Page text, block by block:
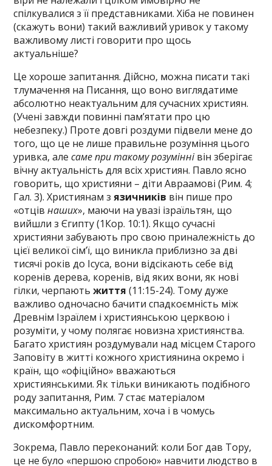
спілкувалися з її представниками. Хіба не повинен
(скажуть вони) такий важливий уривок у такому
важливому листі говорити про щось
актуальніше?
Це хороше запитання. Дійсно, можна писати такі
тлумачення на Писання, що воно виглядатиме
абсолютно неактуальним для сучасних християн.
(Учені завжди повинні пам’ятати про цю
небезпеку.) Проте довгі роздуми підвели мене до
того, що це не лише правильне розуміння цього
уривка, алесаме при такому розуміннівін зберігає
вічну актуальність для всіх християн. Павло ясно
говорить, що християни – діти Авраамові (Рим. 4;
Гал. 3). Християнам зязичників він пише про
«отцівнаших», маючи на увазі ізраїльтян, що
вийшли з Єгипту (1Кор. 10:1). Якщо сучасні
християни забувають про свою приналежність до
цієї великої сім’ї, що виникла приблизно за дві
тисячі років до Ісуса, вони відсікають себе від
коренів дерева, коренів, від яких вони, як нові
гілки, черпаютьжиття (11:15-24). Тому дуже
важливо одночасно бачити спадкоємність між
Древнім Ізраїлем і християнською церквою і
розуміти, у чому полягає новизна християнства.
Багато християн роздумували над місцем Старого
Заповіту в житті кожного християнина окремо і
країн, що «офіційно» вважаються
християнськими. Як тільки виникають подібного
роду запитання, Рим. 7 стає матеріалом
максимально актуальним, хоча і в чомусь
дискомфортним.
Зокрема, Павло переконаний: коли Бог дав Тору,
це не було «першою спробою» навчити людство в